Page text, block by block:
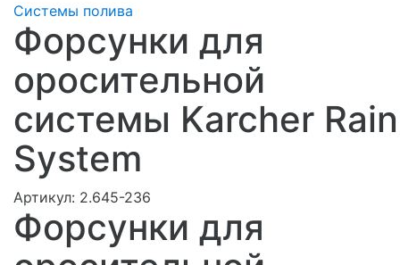
Системы полива
Форсунки для
оросительной
системы Karcher Rain
System
Артикул: 2.645-236
Форсунки для